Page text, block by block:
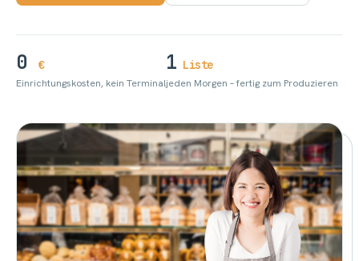
0 €
Einrichtungskosten, kein Terminal
1 Liste
jeden Morgen – fertig zum Produzieren